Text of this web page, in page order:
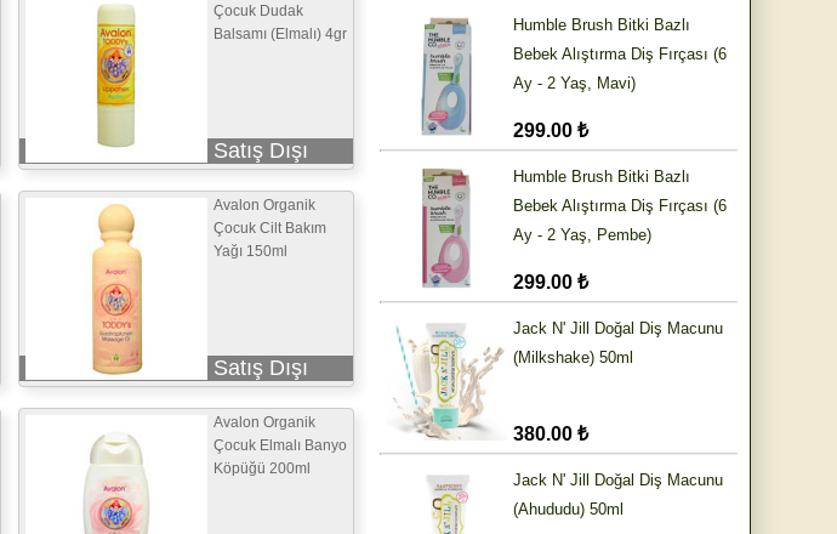
Çocuk Dudak
Balsamı (Elmalı) 4gr
Satış Dışı
Avalon Organik
Çocuk Cilt Bakım
Yağı 150ml
Satış Dışı
Avalon Organik
Çocuk Elmalı Banyo
Köpüğü 200ml
Humble Brush Bitki Bazlı
Bebek Alıştırma Diş Fırçası (6
Ay - 2 Yaş, Mavi)
299.00 ₺
Humble Brush Bitki Bazlı
Bebek Alıştırma Diş Fırçası (6
Ay - 2 Yaş, Pembe)
299.00 ₺
Jack N' Jill Doğal Diş Macunu
(Milkshake) 50ml
380.00 ₺
Jack N' Jill Doğal Diş Macunu
(Ahududu) 50ml